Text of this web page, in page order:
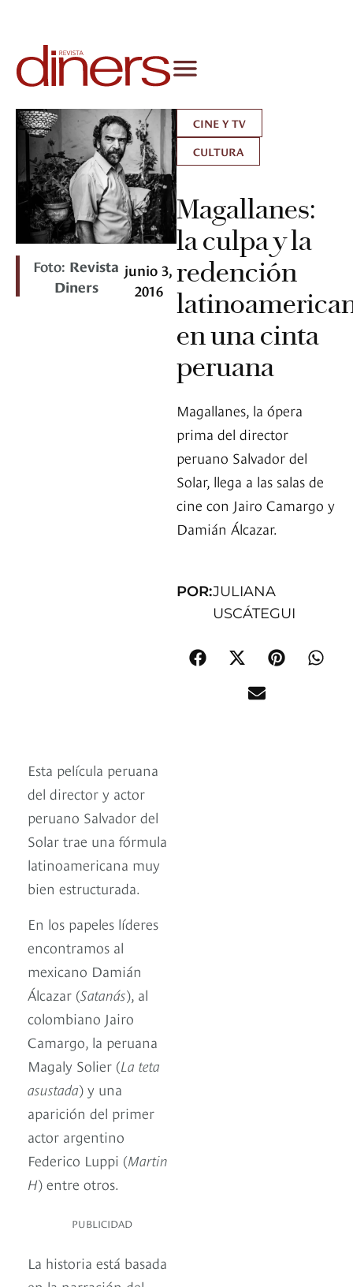
Foto: Revista
Diners
junio 3,
2016
CINE Y TV
CULTURA
Magallanes:
la culpa y la
redención
en una cinta
peruana
Magallanes, la ópera
prima del director
peruano Salvador del
Solar, llega a las salas de
cine con Jairo Camargo y
Damián Álcazar.
POR:JULIANA
USCÁTEGUI
Esta película peruana
del director y actor
peruano Salvador del
Solar trae una fórmula
latinoamericana muy
bien estructurada.
En los papeles líderes
encontramos al
mexicano Damián
Álcazar (Satanás), al
colombiano Jairo
Camargo, la peruana
Magaly Solier (La teta
asustada) y una
aparición del primer
actor argentino
Federico Luppi (Martin
H) entre otros.
PUBLICIDAD
La historia está basada